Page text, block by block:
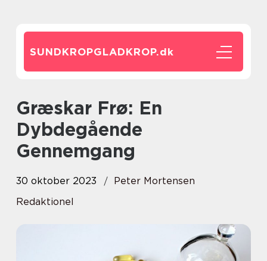
SUNDKROPGLADKROP.dk
Græskar Frø: En
Dybdegående
Gennemgang
30 oktober 2023
Peter Mortensen
Redaktionel